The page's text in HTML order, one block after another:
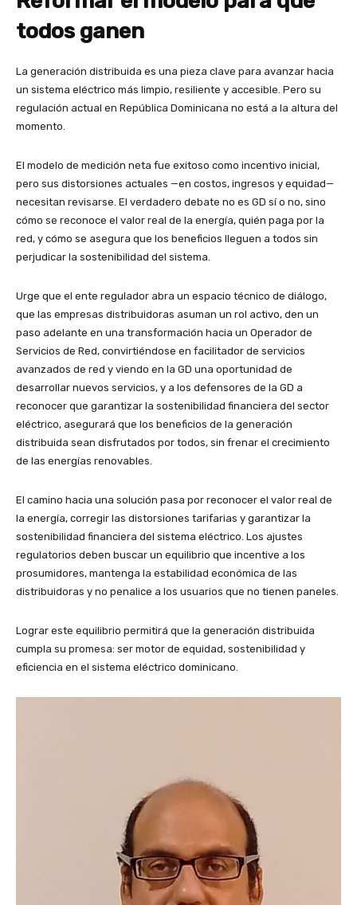
todos ganen
La generación distribuida es una pieza clave para avanzar hacia
un sistema eléctrico más limpio, resiliente y accesible. Pero su
regulación actual en República Dominicana no está a la altura del
momento.
El modelo de medición neta fue exitoso como incentivo inicial,
pero sus distorsiones actuales —en costos, ingresos y equidad—
necesitan revisarse. El verdadero debate no es GD sí o no, sino
cómo se reconoce el valor real de la energía, quién paga por la
red, y cómo se asegura que los beneficios lleguen a todos sin
perjudicar la sostenibilidad del sistema.
Urge que el ente regulador abra un espacio técnico de diálogo,
que las empresas distribuidoras asuman un rol activo, den un
paso adelante en una transformación hacia un Operador de
Servicios de Red, convirtiéndose en facilitador de servicios
avanzados de red y viendo en la GD una oportunidad de
desarrollar nuevos servicios, y a los defensores de la GD a
reconocer que garantizar la sostenibilidad financiera del sector
eléctrico, asegurará que los beneficios de la generación
distribuida sean disfrutados por todos, sin frenar el crecimiento
de las energías renovables.
El camino hacia una solución pasa por reconocer el valor real de
la energía, corregir las distorsiones tarifarias y garantizar la
sostenibilidad financiera del sistema eléctrico. Los ajustes
regulatorios deben buscar un equilibrio que incentive a los
prosumidores, mantenga la estabilidad económica de las
distribuidoras y no penalice a los usuarios que no tienen paneles.
Lograr este equilibrio permitirá que la generación distribuida
cumpla su promesa: ser motor de equidad, sostenibilidad y
eficiencia en el sistema eléctrico dominicano.